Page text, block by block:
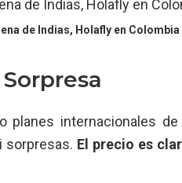
de Indias, Holafly en Colombia
internacionales
sorpresas. El precio es